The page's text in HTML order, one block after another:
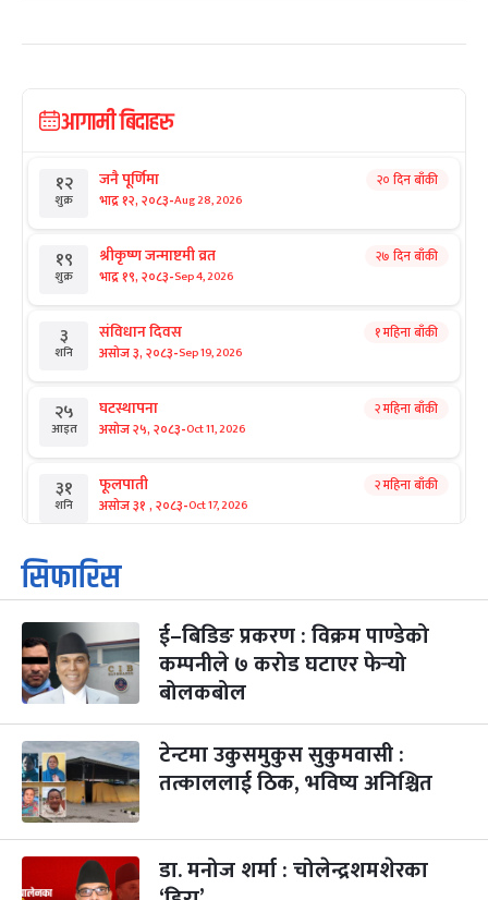
आगामी बिदाहरु
१२
शुक्र
जनै पूर्णिमा
भाद्र १२, २०८३-Aug 28, 2026
२० दिन बाँकी
१९
शुक्र
श्रीकृष्ण जन्माष्टमी व्रत
भाद्र १९, २०८३-Sep 4, 2026
२७ दिन बाँकी
३
शनि
संविधान दिवस
असोज ३, २०८३-Sep 19, 2026
१ महिना बाँकी
२५
आइत
घटस्थापना
असोज २५, २०८३-Oct 11, 2026
२ महिना बाँकी
३१
शनि
फूलपाती
असोज ३१ , २०८३-Oct 17, 2026
२ महिना बाँकी
१
आइत
कार्तिक सङ्क्रान्ति
कार्तिक १, २०८३
३
मंगल
महानवमी
कार्तिक ३, २०८३-Oct 20, 2026
२ महिना बाँकी
४
५
बिहि
पापा‌ङ्कुशा एकादशी व्रत
कार्तिक ५, २०८३
२ महिना बाँकी
आइत
कुकुर तिहार
कार्तिक २२, २०८३-Nov 8, 2026
३ महिना बाँकी
सिफारिस
ई–बिडिङ प्रकरण : विक्रम पाण्डेको
कम्पनीले ७ करोड घटाएर फेर्‍यो
बोलकबोल
टेन्टमा उकुसमुकुस सुकुमवासी :
तत्काललाई ठिक, भविष्य अनिश्चित
डा. मनोज शर्मा : चोलेन्द्रशमशेरका